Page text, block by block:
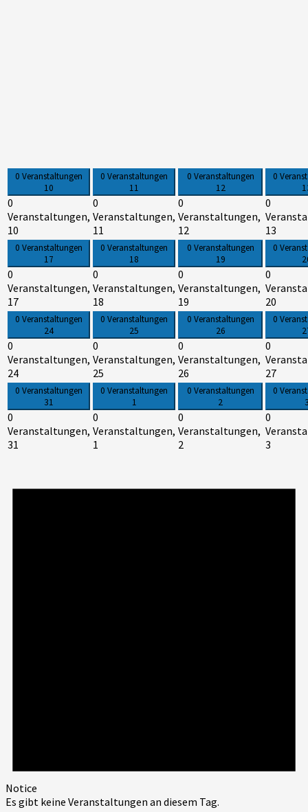
0 Veranstaltungen
10
0
Veranstaltungen,
10
0 Veranstaltungen
11
0
Veranstaltungen,
11
0 Veranstaltungen
12
0
Veranstaltungen,
12
0
0
13
0 Veranstaltungen
17
0
Veranstaltungen,
17
0 Veranstaltungen
18
0
Veranstaltungen,
18
0 Veranstaltungen
19
0
Veranstaltungen,
19
0
0
20
0 Veranstaltungen
24
0
Veranstaltungen,
24
0 Veranstaltungen
25
0
Veranstaltungen,
25
0 Veranstaltungen
26
0
Veranstaltungen,
26
0
0
27
0 Veranstaltungen
31
0
Veranstaltungen,
31
0 Veranstaltungen
1
0
Veranstaltungen,
1
0 Veranstaltungen
2
0
Veranstaltungen,
2
0
0
3
Notice
Es gibt keine Veranstaltungen an diesem Tag.